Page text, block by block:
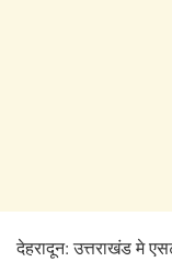
देहरादून: उत्तराखंड मे